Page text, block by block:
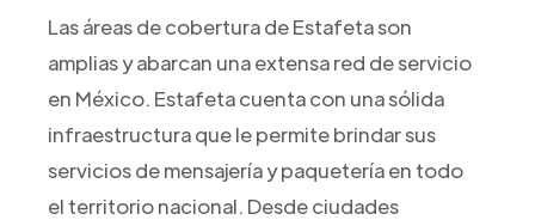
Las áreas de cobertura de Estafeta son
amplias y abarcan una extensa red de servicio
en México. Estafeta cuenta con una sólida
infraestructura que le permite brindar sus
servicios de mensajería y paquetería en todo
el territorio nacional. Desde ciudades